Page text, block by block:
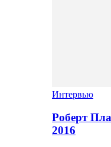
Интервью
Роберт
2016